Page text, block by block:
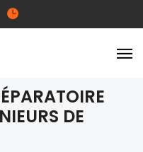
DE